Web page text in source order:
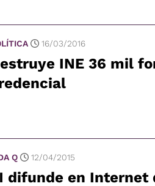
16/03/2016
INE 36 mil
Q 12/04/2015
difunde en Internet